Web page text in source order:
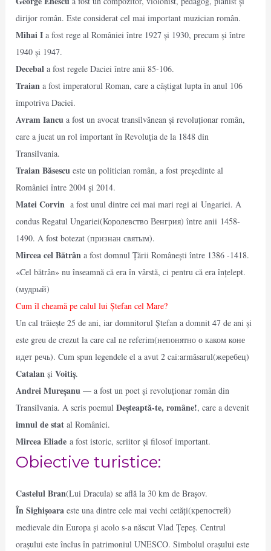
dirijor român. Este considerat cel mai important muzician român.
Mihai I a fost rege al României între 1927 și 1930, precum și între
1940 și 1947.
Decebal a fost regele Daciei între anii 85-106.
Traian a fost imperatorul Roman, care a câștigat lupta în anul 106
împotriva Daciei.
Avram Iancu a fost un avocat transilvănean și revoluționar român,
care a jucat un rol important în Revoluția de la 1848 din
Transilvania.
Traian Băsescu este un politician român, a fost președinte al
României între 2004 și 2014.
Matei Corvin a fost unul dintre cei mai mari regi ai Ungariei. A
condus Regatul Ungariei(Королевство Венгрия) între anii 1458-
1490. A fost botezat (признан святым).
Mircea cel Bătrân a fost domnul Țării Românești între 1386 -1418.
«Cel bătrân» nu înseamnă că era în vârstă, ci pentru că era înțelept.
(мудрый)
Cum îl cheamă pe calul lui Ștefan cel Mare?
Un cal trăiește 25 de ani, iar domnitorul Ștefan a domnit 47 de ani și
este greu de crezut la care cal ne referim(непонятно о каком коне
идет речь). Cum spun legendele el a avut 2 cai:armăsarul(жеребец)
Catalan șiVoitiș.
Andrei Mureșanu — a fost un poet și revoluționar român din
Transilvania. A scris poemulDeșteaptă-te, române!, care a devenit
imnul de stat al României.
Mircea Eliadea fost istoric, scriitor și filosof important.
Obiective turistice:
Castelul Bran(Lui Dracula) se află la 30 km de Brașov.
În Sighișoara este una dintre cele mai vechi cetăți(крепостей)
medievale din Europa și acolo s-a născut Vlad Țepeș. Centrul
orașului este înclus în patrimoniul UNESCO. Simbolul orașului este